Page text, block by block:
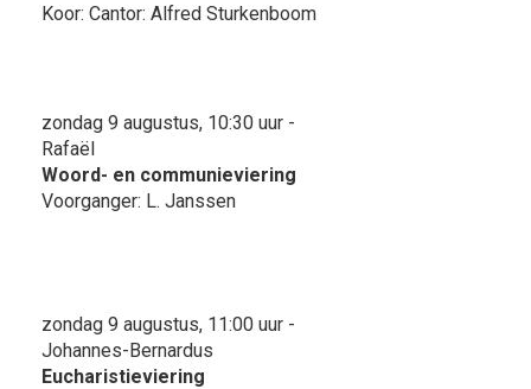
Koor: Cantor: Alfred Sturkenboom
zondag 9 augustus, 10:30 uur -
Rafaël
Woord- en communieviering
Voorganger: L. Janssen
zondag 9 augustus, 11:00 uur -
Johannes-Bernardus
Eucharistieviering